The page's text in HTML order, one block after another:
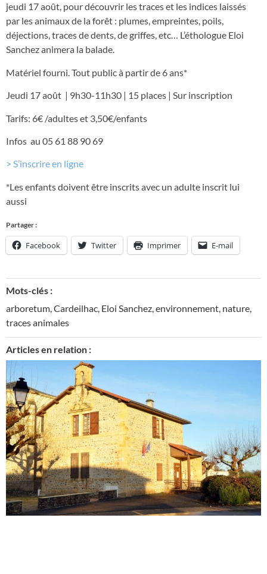
jeudi 17 août, pour découvrir les traces et les indices laissés
par les animaux de la forêt : plumes, empreintes, poils,
déjections, traces de dents, de griffes, etc… L’éthologue Eloi
Sanchez animera la balade.
Matériel fourni. Tout public à partir de 6 ans*
Jeudi 17 août | 9h30-11h30 | 15 places | Sur inscription
Tarifs: 6€ /adultes et 3,50€/enfants
Infos au 05 61 88 90 69
> S’inscrire en ligne
*Les enfants doivent être inscrits avec un adulte inscrit lui
aussi
Partager :
Facebook Twitter Imprimer E-mail
Mots-clés :
arboretum,Cardeilhac, Eloi Sanchez,environnement, nature,
traces animales
Articles en relation :